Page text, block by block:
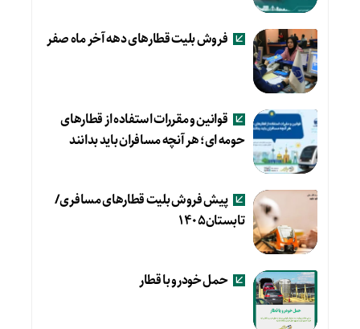
فروش بلیت قطارهای دهه آخر ماه صفر
قوانین و مقررات استفاده از قطارهای
حومه ای؛ هر آنچه مسافران باید بدانند
پیش فروش بلیت قطارهای مسافری/
تابستان۱۴۰۵
حمل خودرو با قطار